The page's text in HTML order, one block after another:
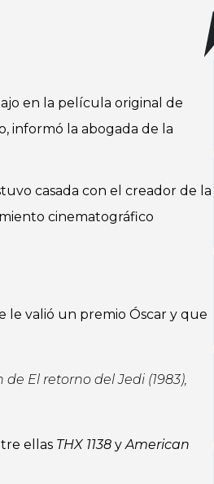
en la película original de
informó la abogada de la
casada con el creador de la
cinematográfico
le valió un premio Óscar y que
de El retorno del Jedi (1983),
ellas THX 1138 yAmerican